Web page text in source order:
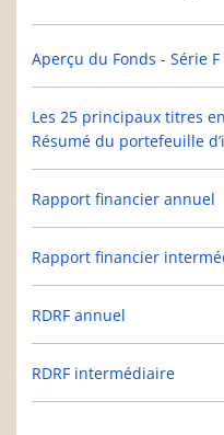
Aperçu du Fonds - Série F
Les 25 principaux titres
Résumé du portefeuille
Rapport financier annuel
Rapport financier
RDRF annuel
RDRF intermédiaire